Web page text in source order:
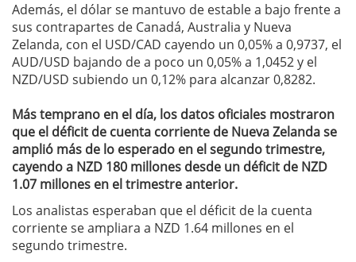
Además, el dólar se mantuvo de estable a bajo frente a
sus contrapartes de Canadá, Australia y Nueva
Zelanda, con el USD/CAD cayendo un 0,05% a 0,9737, el
AUD/USD bajando de a poco un 0,05% a 1,0452 y el
NZD/USD subiendo un 0,12% para alcanzar 0,8282.
Más temprano en el día, los datos oficiales mostraron
que el déficit de cuenta corriente de Nueva Zelanda se
amplió más de lo esperado en el segundo trimestre,
cayendo a NZD 180 millones desde un déficit de NZD
1.07 millones en el trimestre anterior.
Los analistas esperaban que el déficit de la cuenta
corriente se ampliara a NZD 1.64 millones en el
segundo trimestre.